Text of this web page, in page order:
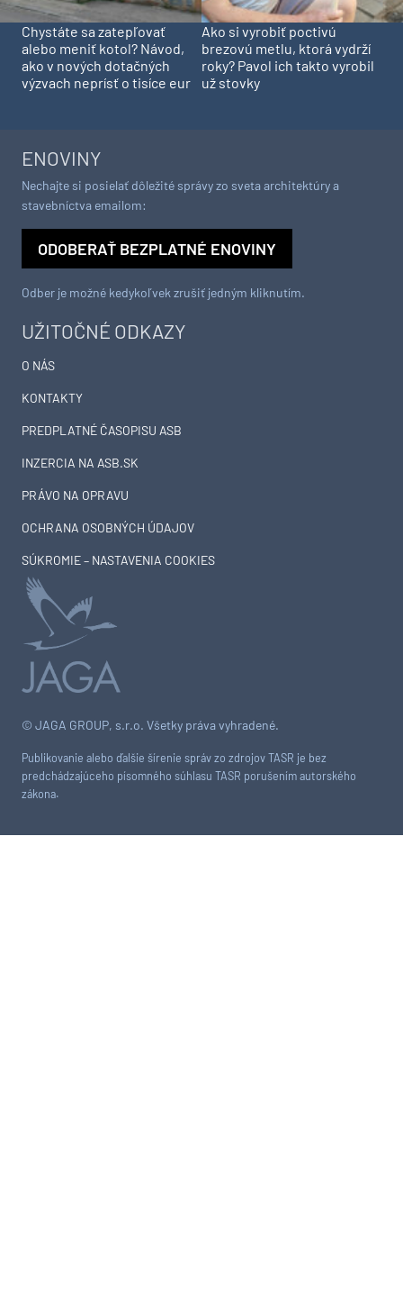
Chystáte sa zatepľovať
alebo meniť kotol? Návod,
ako v nových dotačných
výzvach neprísť o tisíce eur
Ako si vyrobiť poctivú
brezovú metlu, ktorá vydrží
roky? Pavol ich takto vyrobil
už stovky
© JAGA GROUP, s.r.o. Všetky práva vyhradené.
Publikovanie alebo ďalšie šírenie správ zo zdrojov TASR je bez
predchádzajúceho písomného súhlasu TASR porušením autorského
zákona.
UŽITOČNÉ ODKAZY
O NÁS
KONTAKTY
PREDPLATNÉ ČASOPISU ASB
INZERCIA NA ASB.SK
PRÁVO NA OPRAVU
OCHRANA OSOBNÝCH ÚDAJOV
SÚKROMIE – NASTAVENIA COOKIES
ENOVINY
Nechajte si posielať dôležité správy zo sveta architektúry a
stavebníctva emailom:
ODOBERAŤ BEZPLATNÉ ENOVINY
Odber je možné kedykoľvek zrušiť jedným kliknutím.